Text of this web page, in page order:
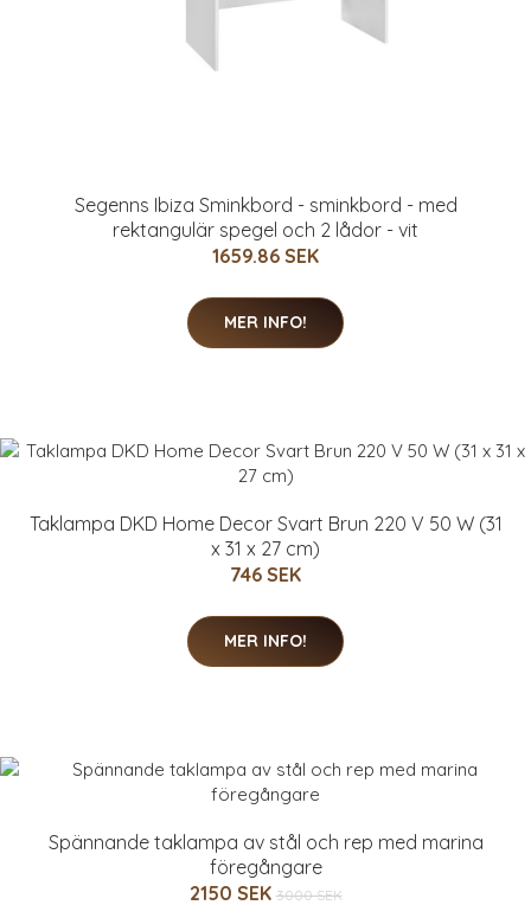
Segenns Ibiza Sminkbord - sminkbord - med
rektangulär spegel och 2 lådor - vit
1659.86 SEK
MER INFO!
Taklampa DKD Home Decor Svart Brun 220 V 50 W (31
x 31 x 27 cm)
746 SEK
MER INFO!
Spännande taklampa av stål och rep med marina
föregångare
2150 SEK 3000 SEK